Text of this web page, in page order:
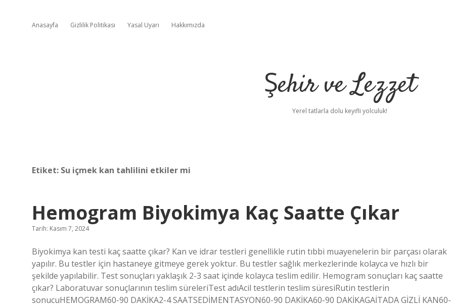
Anasayfa Gizlilik Politikası Yasal Uyarı Hakkımızda
Şehir ve Lezzet
Yerel tatlarla dolu keyifli yolculuk!
Etiket: Su içmek kan tahlilini etkiler mi
Hemogram Biyokimya Kaç Saatte Çıkar
Tarih: Kasım 7, 2024
Biyokimya kan testi kaç saatte çıkar? Kan ve idrar testleri genellikle rutin tıbbi muayenelerin bir parçası olarak
yapılır. Bu testler için hastaneye gitmeye gerek yoktur. Bu testler sağlık merkezlerinde kolayca ve hızlı bir
şekilde yapılabilir. Test sonuçları yaklaşık 2-3 saat içinde kolayca teslim edilir. Hemogram sonuçları kaç saatte
çıkar? Laboratuvar sonuçlarının teslim süreleriTest adıAcil testlerin teslim süresiRutin testlerin
sonucuHEMOGRAM60-90 DAKİKA2-4 SAATSEDİMENTASYON60-90 DAKİKA60-90 DAKİKAGAİTADA GİZLİ KAN60-